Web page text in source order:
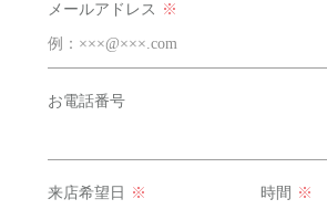
メールアドレス ※
お電話番号
来店希望日 ※ 時間 ※